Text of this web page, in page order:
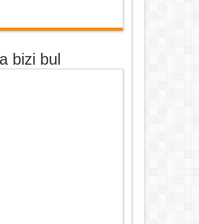
bizi bul